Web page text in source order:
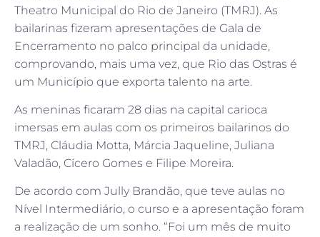
Theatro Municipal do Rio de Janeiro (TMRJ). As
bailarinas fizeram apresentações de Gala de
Encerramento no palco principal da unidade,
comprovando, mais uma vez, que Rio das Ostras é
um Município que exporta talento na arte.
As meninas ficaram 28 dias na capital carioca
imersas em aulas com os primeiros bailarinos do
TMRJ, Cláudia Motta, Márcia Jaqueline, Juliana
Valadão, Cícero Gomes e Filipe Moreira.
De acordo com Jully Brandão, que teve aulas no
Nível Intermediário, o curso e a apresentação foram
a realização de um sonho. “Foi um mês de muito